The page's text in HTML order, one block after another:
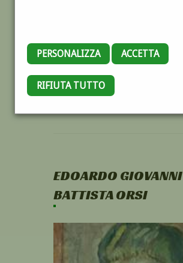
PERSONALIZZA ACCETTA
RIFIUTA TUTTO
EDOARDO GIOVANNI
BATTISTA ORSI